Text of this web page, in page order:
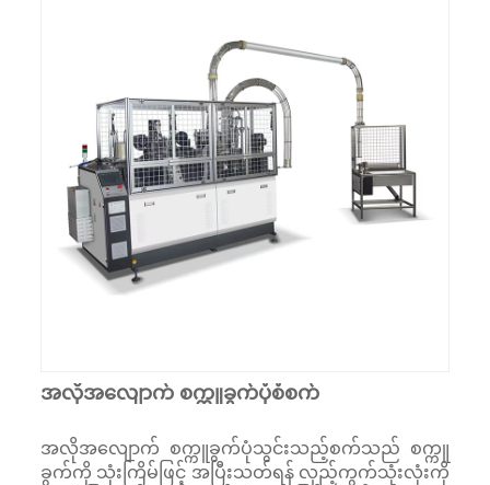
အလိုအလျောက် စက္ကူခွက်ပုံစံစက်
အလိုအလျောက် စက္ကူခွက်ပုံသွင်းသည့်စက်သည် စက္ကူ
ခွက်ကို သုံးကြိမ်ဖြင့် အပြီးသတ်ရန် လှည့်ကွက်သုံးလုံးကို